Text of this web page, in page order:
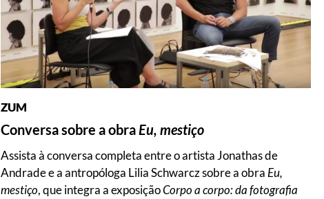
ZUM
Conversa sobre a obraEu, mestiço
Assista à conversa completa entre o artista Jonathas de
Andrade e a antropóloga Lilia Schwarcz sobre a obraEu,
mestiço, que integra a exposiçãoCorpo a corpo: da fotografia